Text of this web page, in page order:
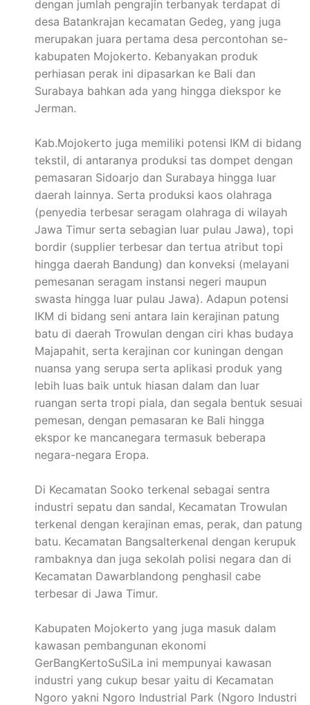
dengan jumlah pengrajin terbanyak terdapat di
desa Batankrajan kecamatan Gedeg, yang juga
merupakan juara pertama desa percontohan se-
kabupaten Mojokerto. Kebanyakan produk
perhiasan perak ini dipasarkan ke Bali dan
Surabaya bahkan ada yang hingga diekspor ke
Jerman.
Kab.Mojokerto juga memiliki potensi IKM di bidang
tekstil, di antaranya produksi tas dompet dengan
pemasaran Sidoarjo dan Surabaya hingga luar
daerah lainnya. Serta produksi kaos olahraga
(penyedia terbesar seragam olahraga di wilayah
Jawa Timur serta sebagian luar pulau Jawa), topi
bordir (supplier terbesar dan tertua atribut topi
hingga daerah Bandung) dan konveksi (melayani
pemesanan seragam instansi negeri maupun
swasta hingga luar pulau Jawa). Adapun potensi
IKM di bidang seni antara lain kerajinan patung
batu di daerah Trowulan dengan ciri khas budaya
Majapahit, serta kerajinan cor kuningan dengan
nuansa yang serupa serta aplikasi produk yang
lebih luas baik untuk hiasan dalam dan luar
ruangan serta tropi piala, dan segala bentuk sesuai
pemesan, dengan pemasaran ke Bali hingga
ekspor ke mancanegara termasuk beberapa
negara-negara Eropa.
Di Kecamatan Sooko terkenal sebagai sentra
industri sepatu dan sandal, Kecamatan Trowulan
terkenal dengan kerajinan emas, perak, dan patung
batu. Kecamatan Bangsalterkenal dengan kerupuk
rambaknya dan juga sekolah polisi negara dan di
Kecamatan Dawarblandong penghasil cabe
terbesar di Jawa Timur.
Kabupaten Mojokerto yang juga masuk dalam
kawasan pembangunan ekonomi
GerBangKertoSuSiLa ini mempunyai kawasan
industri yang cukup besar yaitu di Kecamatan
Ngoro yakni Ngoro Industrial Park (Ngoro Industri